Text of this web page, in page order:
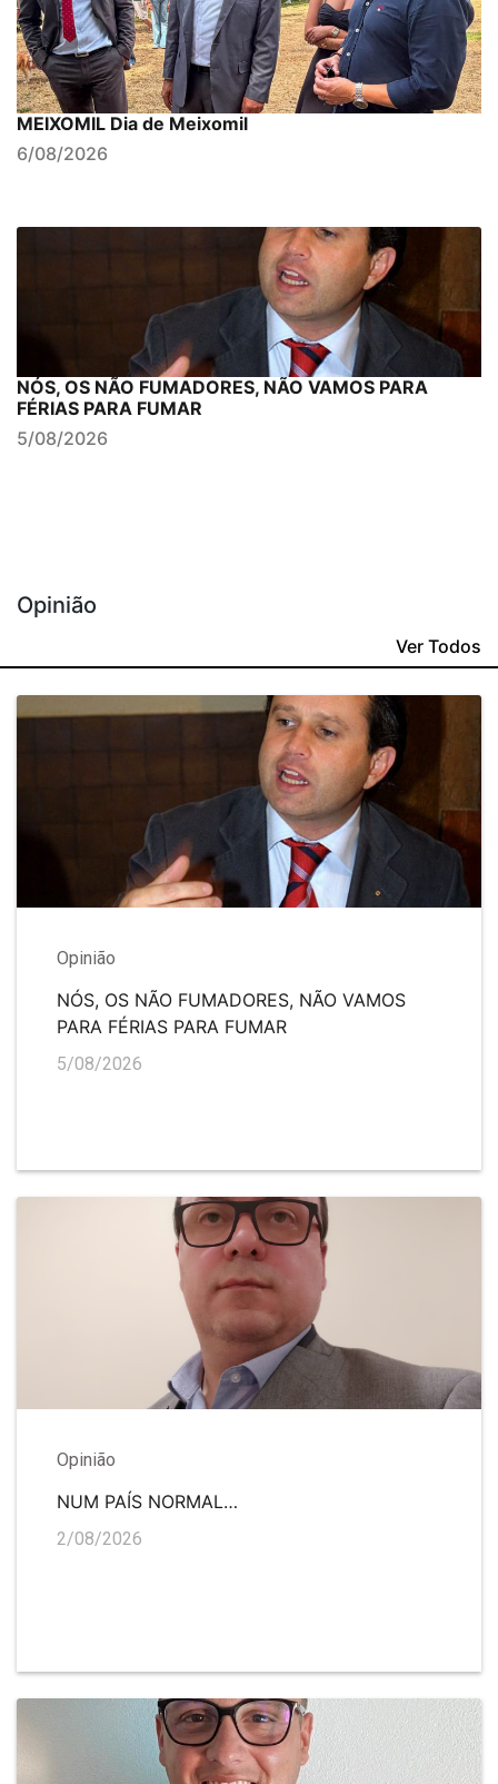
MEIXOMIL Dia de Meixomil
6/08/2026
NÓS, OS NÃO FUMADORES, NÃO VAMOS PARA
FÉRIAS PARA FUMAR
5/08/2026
Opinião
Ver Todos
Opinião
NÓS, OS NÃO FUMADORES, NÃO VAMOS
PARA FÉRIAS PARA FUMAR
5/08/2026
Opinião
NUM PAÍS NORMAL…
2/08/2026